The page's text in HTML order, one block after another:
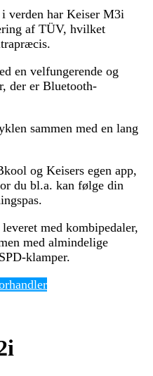
verden har Keiser M3i
af TÜV, hvilket
en velfungerende og
der er Bluetooth-
sammen med en lang
og Keisers egen app,
du bl.a. kan følge din
med kombipedaler,
med almindelige
klamper.